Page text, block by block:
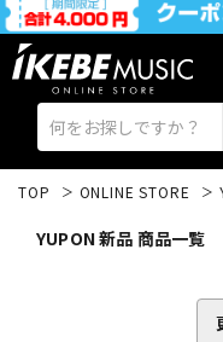
TOP ONLINE STORE
YUPON 新品 商品一覧